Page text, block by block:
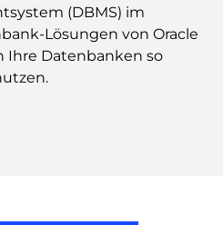
(DBMS) im
Lösungen von Oracle
Datenbanken so